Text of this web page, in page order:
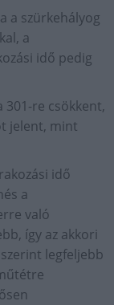
a szürkehályog
a
idő pedig
re csökkent,
jelent, mint
idő
a
való
így az akkori
legfeljebb